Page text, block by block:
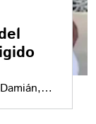
Júpiter